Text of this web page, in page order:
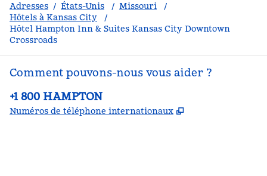
Adresses / États-Unis / Missouri
/
Hôtels à Kansas City
/
Hôtel Hampton Inn & Suites Kansas City Downtown
Crossroads
Comment pouvons-nous vous aider ?
Téléphone :
+1 800 HAMPTON
Numéros de téléphone internationaux ,